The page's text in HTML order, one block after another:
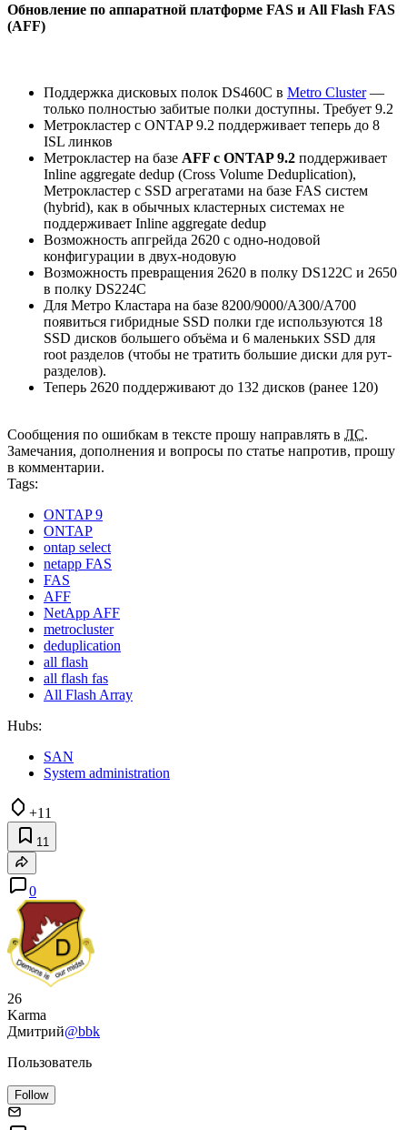
Обновление по аппаратной платформе FAS и All Flash FAS
(AFF)
Поддержка дисковых полок DS460C в Metro Cluster—
только полностью забитые полки доступны. Требует 9.2
Метрокластер c ONTAP 9.2 поддерживает теперь до 8
ISL линков
Метрокластер на базе AFF c ONTAP 9.2 поддерживает
Inline aggregate dedup (Cross Volume Deduplication),
Метрокластер с SSD агрегатами на базе FAS систем
(hybrid), как в обычных кластерных системах не
поддерживает Inline aggregate dedup
Возможность апгрейда 2620 с одно-нодовой
конфигурации в двух-нодовую
Возможность превращения 2620 в полку DS122C и 2650
в полку DS224C
Для Метро Кластара на базе 8200/9000/А300/А700
появиться гибридные SSD полки где используются 18
SSD дисков большего объёма и 6 маленьких SSD для
root разделов (чтобы не тратить большие диски для рут-
разделов).
Теперь 2620 поддерживают до 132 дисков (ранее 120)
Сообщения по ошибкам в тексте прошу направлять в ЛС.
Замечания, дополнения и вопросы по статье напротив, прошу
в комментарии.
Tags:
ONTAP 9
ONTAP
ontap select
netapp FAS
FAS
AFF
NetApp AFF
metrocluster
deduplication
all flash
all flash fas
All Flash Array
Hubs:
SAN
System administration
+11
11
0
26
Karma
Дмитрий@bbk
Пользователь
Follow